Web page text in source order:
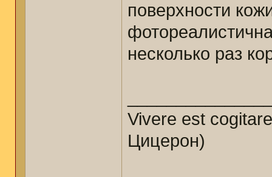
поверхности
несколько раз
Vivere est
Цицерон)